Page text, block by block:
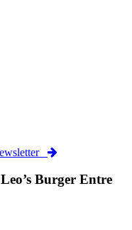
Burger Entre